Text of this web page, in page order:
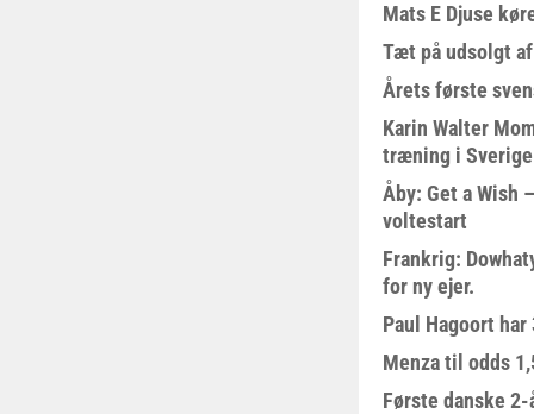
Mats E Djuse
Tæt på udsolgt
Årets første
Karin Walter
træning i Sverige
Åby: Get a Wish
voltestart
Frankrig:
for ny ejer.
Paul Hagoort
Menza til odds
Første danske